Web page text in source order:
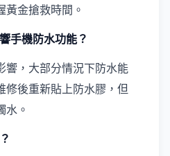
金搶救時間。
手機防水功能？
響，大部分情況下防水能
修後重新貼上防水膠，但
水。